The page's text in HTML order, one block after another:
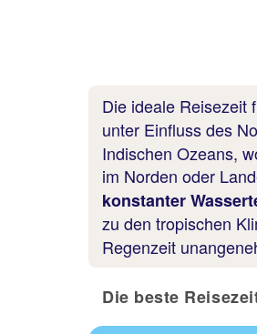
Die ideale Reisezeit
unter Einfluss des
Indischen Ozeans,
im Norden oder
konstanter
zu den tropischen
Regenzeit
Die beste